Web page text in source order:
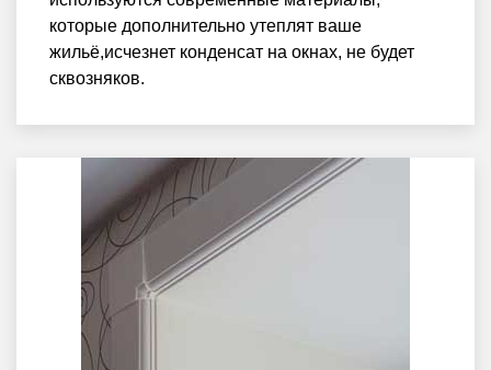
которые дополнительно утеплят ваше
жильё,исчезнет конденсат на окнах, не будет
сквозняков.